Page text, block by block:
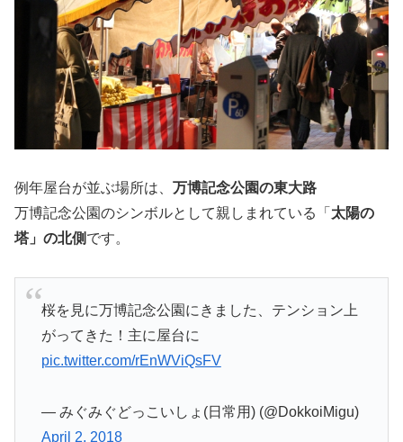
例年屋台が並ぶ場所は、 万博記念公園の東大路
万博記念公園のシンボルとして親しまれている「 太陽の
塔」の北側 です。
桜を見に万博記念公園にきました、テンション上
がってきた！主に屋台に
pic.twitter.com/rEnWViQsFV
— みぐみぐどっこいしょ(日常用) (@DokkoiMigu)
April 2, 2018